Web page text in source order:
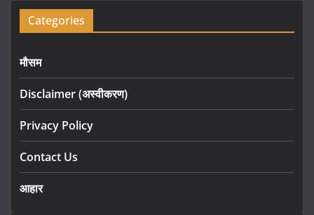
Categories
मौसम
Disclaimer (अस्वीकरण)
Privacy Policy
Contact Us
आहार